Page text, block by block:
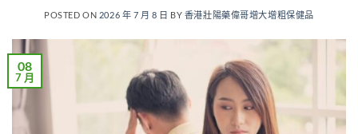
POSTED ON 2026 年 7 月 8 日 BY 香港壯陽藥偉哥增大增粗保健品
08
7 月